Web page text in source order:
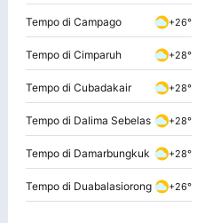
Tempo di Campago +26°
Tempo di Cimparuh +28°
Tempo di Cubadakair +28°
Tempo di Dalima Sebelas +28°
Tempo di Damarbungkuk +28°
Tempo di Duabalasiorong +26°